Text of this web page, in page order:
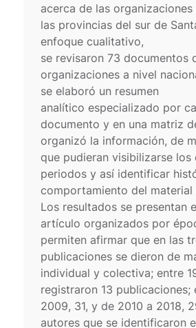
acerca de las
las provincias del sur de
enfoque cualitativo,
se revisaron 73 documentos
organizaciones a nivel
se elaboró un resumen
analítico especializado por
documento y en una matriz
organizó la información, de
que pudieran visibilizarse
periodos y así identificar
comportamiento del material
Los resultados se presentan
artículo organizados por
permiten afirmar que en las
publicaciones se dieron de
individual y colectiva; entre
registraron 13
2009, 31, y de 2010 a 2018,
autores que se identificaron